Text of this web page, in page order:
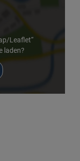
Leaflet“
laden?